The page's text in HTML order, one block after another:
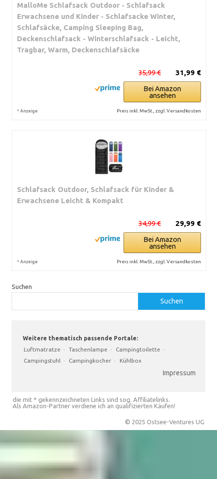
MalloMe Schlafsack Outdoor - Schlafsack
Erwachsene und Kinder - Schlafsacke Winter,
Schlafsäcke, Camping Sleeping Bag,
Deckenschlafsack - Winterschlafsack - Leicht,
Tragbar, Warm, Deckenschlafsäcke
31,99 €
35,99 €
Bei Amazon
ansehen
* Anzeige Preis inkl. MwSt., zzgl. Versandkosten
Schlafsack Outdoor, Schlafsack für Kinder &
Erwachsene Leicht & Kompakt
29,99 €
34,99 €
Bei Amazon
ansehen
* Anzeige Preis inkl. MwSt., zzgl. Versandkosten
Suchen
Suchen
Weitere thematisch passende Portale:
Luftmatratze · Taschenlampe · Campingtoilette ·
Campingstuhl · Campingkocher · Kühlbox
Impressum
die mit * gekennzeichneten Links sind sog. Affiliatelinks.
Als Amazon-Partner verdiene ich an qualifizierten Käufen!
© 2025 Ostsee-Ventures UG